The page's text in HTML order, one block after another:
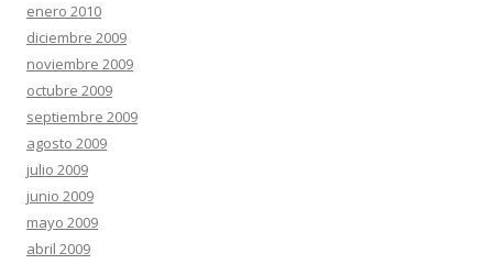
enero 2010
diciembre 2009
noviembre 2009
octubre 2009
septiembre 2009
agosto 2009
julio 2009
junio 2009
mayo 2009
abril 2009